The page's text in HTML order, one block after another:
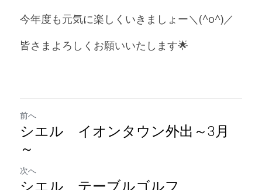
今年度も元気に楽しくいきましょー＼(^o^)／
皆さまよろしくお願いいたします🌟
前へ
シエル イオンタウン外出～3月
～
次へ
シエル テーブルゴルフ